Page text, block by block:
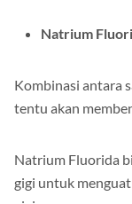
Natrium
Kombinasi antara
tentu akan
Natrium Fluorida
gigi untuk